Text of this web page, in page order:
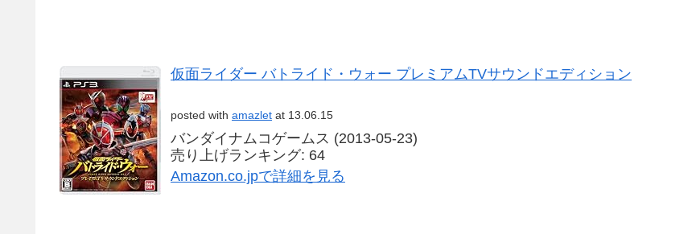
仮面ライダー バトライド・ウォー プレミアムTVサウンドエディション
posted with amazlet at 13.06.15
バンダイナムコゲームス (2013-05-23)
売り上げランキング: 64
Amazon.co.jpで詳細を見る